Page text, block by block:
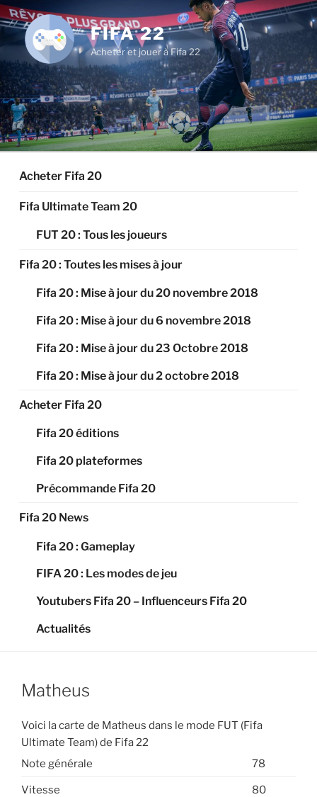
Aller
au
contenu
principal
FIFA 22
Acheter et jouer à Fifa 22
Acheter Fifa 20
Fifa Ultimate Team 20
FUT 20 : Tous les joueurs
Fifa 20 : Toutes les mises à jour
Fifa 20 : Mise à jour du 20 novembre 2018
Fifa 20 : Mise à jour du 6 novembre 2018
Fifa 20 : Mise à jour du 23 Octobre 2018
Fifa 20 : Mise à jour du 2 octobre 2018
Acheter Fifa 20
Fifa 20 éditions
Fifa 20 plateformes
Précommande Fifa 20
Fifa 20 News
Fifa 20 : Gameplay
FIFA 20 : Les modes de jeu
Youtubers Fifa 20 – Influenceurs Fifa 20
Actualités
Matheus
Voici la carte de Matheus dans le mode FUT (Fifa
Ultimate Team) de Fifa 22
Note générale
78
Vitesse 80